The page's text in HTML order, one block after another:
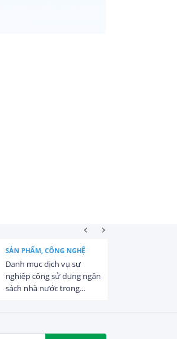
SẢN PHẨM, CÔNG NGHỆ
Danh mục dịch vụ sự
nghiệp công sử dụng ngân
sách nhà nước trong...